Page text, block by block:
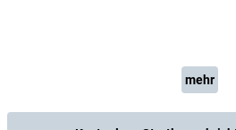
mehr